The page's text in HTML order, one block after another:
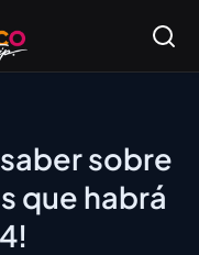
sobre
que habrá